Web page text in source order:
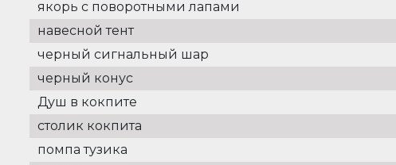
якорь с поворотными лапами
навесной тент
черный сигнальный шар
черный конус
Душ в кокпите
столик кокпита
помпа тузика